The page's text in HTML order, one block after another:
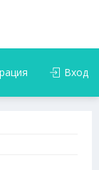
Вход